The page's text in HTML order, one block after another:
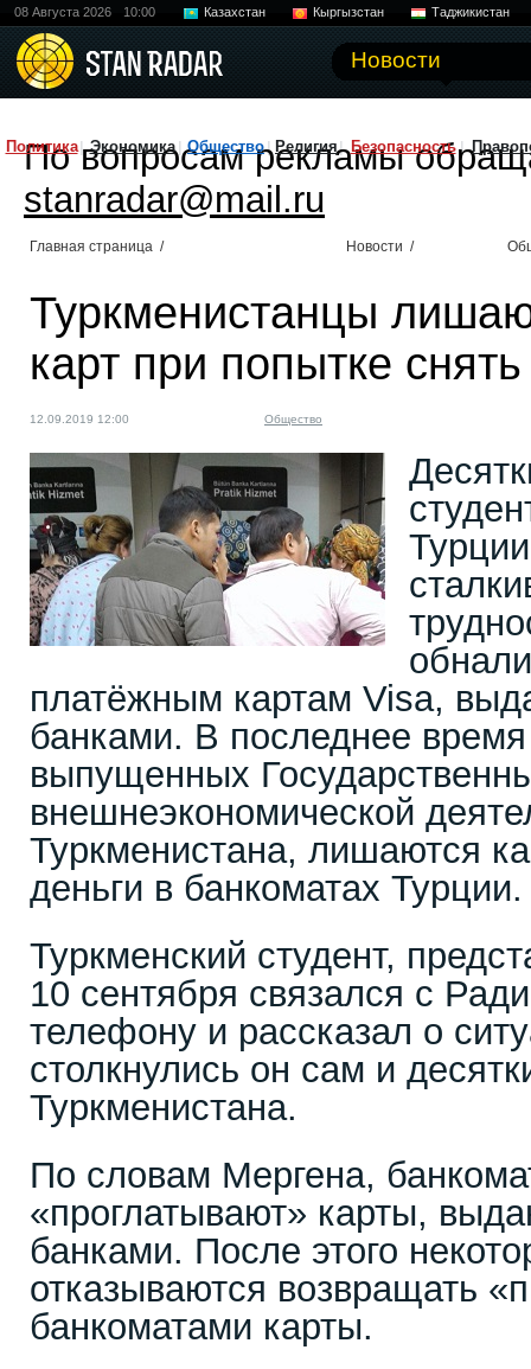
08 Августа 2026 10:00 Казахстан Кыргызстан Таджикистан
Новости
Политика Экономика Общество Религия Безопасность
По вопросам рекламы
stanradar@mail.ru
Главная страница / Новости /
Туркменистанцы
карт при попытке
12.09.2019 12:00 Общество
платёжным картам Visa,
банками. В последнее
выпущенных
внешнеэкономической
Туркменистана, лишаются
деньги в банкоматах Турции.
Туркменский студент,
10 сентября связался с
телефону и рассказал о
столкнулись он сам и
Туркменистана.
По словам Мергена,
«проглатывают» карты,
банками. После этого
отказываются возвращать
банкоматами карты.